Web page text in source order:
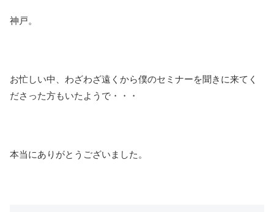
神戸。
お忙しい中、わざわざ遠くから僕のセミナーを聞きに来てく
ださった方もいたようで・・・
本当にありがとうございました。